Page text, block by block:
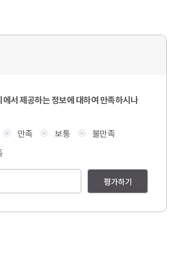
에서 제공하는 정보에 대하여 만족하시나
만족 보통
불만족
평가하기